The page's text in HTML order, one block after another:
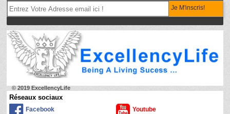
Je M'inscris!
© 2019 ExcellencyLife
Réseaux sociaux
Facebook Youtube